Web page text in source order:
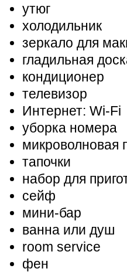
утюг
холодильник
зеркало для
гладильная
кондиционер
телевизор
Интернет: Wi-Fi
уборка номера
микроволновая
тапочки
набор для
сейф
мини-бар
ванна или душ
room service
фен